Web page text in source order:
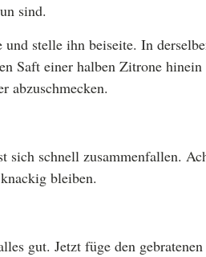
sind.
stelle ihn beiseite. In
Saft einer halben Zitrone
abzuschmecken.
schnell zusammenfallen.
bleiben.
gut. Jetzt füge den